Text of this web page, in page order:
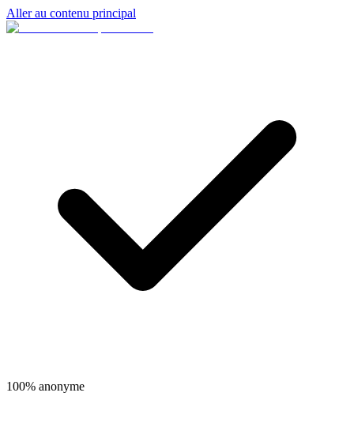
Aller au contenu principal
100% anonyme